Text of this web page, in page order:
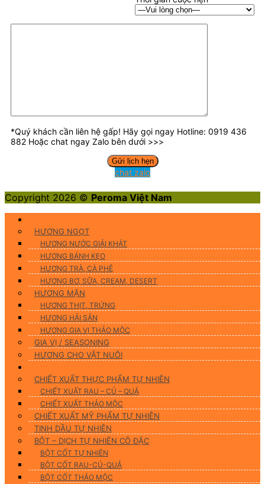
*Quý khách cần liên hệ gấp! Hãy gọi ngay Hotline: 0919 436
882 Hoặc chat ngay Zalo bên dưới >>>
chat zalo
Copyright 2026 © Peroma Việt Nam
HƯƠNG NGỌT
HƯƠNG NƯỚC GIẢI KHÁT
HƯƠNG BÁNH KẸO
HƯƠNG TRÀ, CÀ PHÊ
HƯƠNG BƠ, SỮA, CREAM, DESERT
HƯƠNG MẶN
HƯƠNG THỊT, TRỨNG
HƯƠNG HẢI SẢN
HƯƠNG GIA VỊ THẢO MỘC
GIA VỊ / SEASONING
HƯƠNG CHO VẬT NUÔI
CHIẾT XUẤT THỰC PHẨM TỰ NHIÊN
CHIẾT XUẤT RAU – CỦ – QUẢ
CHIẾT XUẤT THẢO MỘC
CHIẾT XUẤT MỸ PHẨM TỰ NHIÊN
TINH DẦU TỰ NHIÊN
BỘT – DỊCH TỰ NHIÊN CÔ ĐẶC
BỘT CỐT TỰ NHIÊN
BỘT CỐT RAU-CỦ-QUẢ
BỘT CỐT THẢO MỘC